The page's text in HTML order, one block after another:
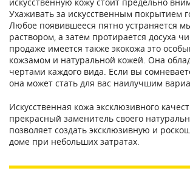
Ухаживать за искусственным покрытием
Любое появившееся пятно устраняется
раствором, а затем протирается досуха
продаже имеется также экокожа это
кожзамом и натуральной кожей. Она
чертами каждого вида. Если вы
она может стать для вас наилучшим
Искусственная кожа эксклюзивного
прекрасный заменитель своего
позволяет создать эксклюзивную и
доме при небольших затратах.